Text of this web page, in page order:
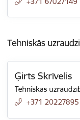
Tehniskās
Ģirts Skrīvelis
Tehniskās
+371 20227895